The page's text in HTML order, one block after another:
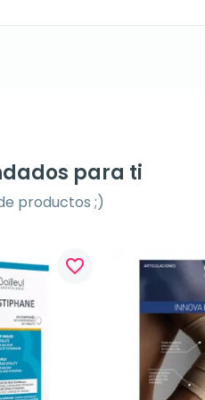
para ti
productos ;)
favorite_border